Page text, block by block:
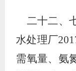
二十二、
水处理厂
需氧量、氨